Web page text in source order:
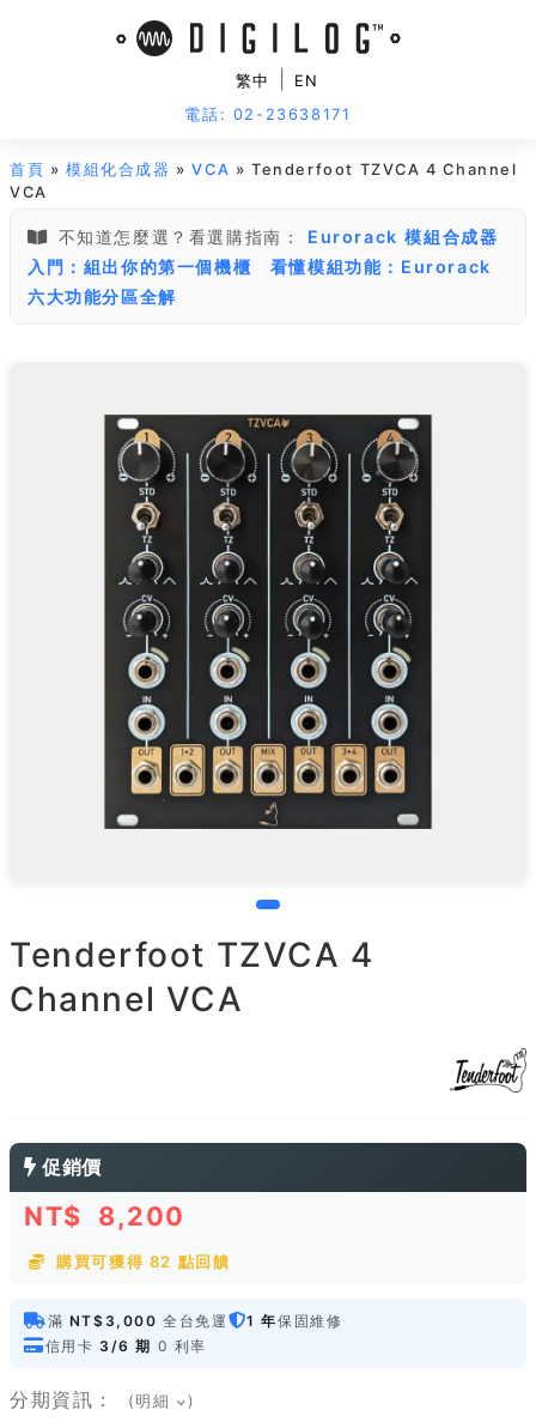
繁中
EN
電話: 02-23638171
首頁 »模組化合成器 »VCA » Tenderfoot TZVCA 4 Channel
VCA
不知道怎麼選？看選購指南：
Eurorack 模組合成器
入門：組出你的第一個機櫃
看懂模組功能：Eurorack
六大功能分區全解
Tenderfoot TZVCA 4
Channel VCA
促銷價
NT$ 8,200
購買可獲得 82 點回饋
滿 NT$3,000 全台免運 1 年保固維修
信用卡 3/6 期 0 利率
分期資訊： (明細 )